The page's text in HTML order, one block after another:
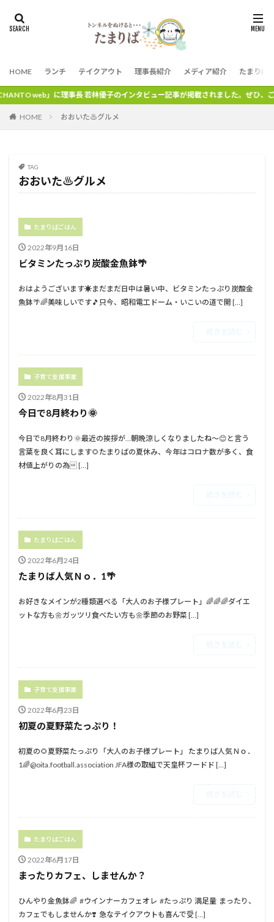
HOME ランチ テイクアウト 理事長紹介 メディア紹介 たまりば
若林優子のインタビュー記事が掲載されました。ぜひ、ご覧ください。
HOME おおいた♨グルメ
TAG
おおいた♨グルメ
たまりばごはん
2022年9月16日
ビタミンたっぷり炭酸金魚鉢🌴
おはようございます☀⁡⁡まだまだ日中は暑い中、⁡⁡ビタミンたっぷり炭酸金
魚鉢🌴🌈美味しいです🎵⁡⁡⁡⁡只今、昭和電工ドーム・いこいの道で開 […]
子育て支援事業
2022年8月31日
今日で8月終わり🌞
今日で8月終わり🌞最近の挨拶が…朝晩涼しくなりましたね〜😊と言う
言葉を良く耳にします🌻たまりばの夏休み、今年はコロナ数が多く、食
材値上がりの為 […]
たまりばごはん
2022年6月24日
たまりば人気Ｎｏ．1🌴⁡
お好きなメインが2種類選べる⁡「大人のお子様プレート」🌈🌈🌈⁡⁡⁡⁡ダイエ
ットな方も🌼ガッツリ食べたい方も🌼季節のお野菜 […]
子育て支援事業
2022年6月23日
初夏の夏野菜たっぷり！
初夏の🌻夏野菜たっぷり⁡⁡「大人のお子様プレート」⁡⁡ たまりば人気Ｎｏ．
1🌈⁡⁡⁡@oita.football.association JFA様の取組で天皇杯フードド […]
たまりばごはん
2022年6月17日
まったりカフェ、しませんか？
ひんやり金魚鉢🌈⁡ ⁡ #ウインナーカフェオレ⁡ ⁡ #たっぷり 満足⁡量 ⁡⁡ ⁡まったり、
カフェでもしませんか❣️⁡ ⁡⁡ 急な⁡テイクアウトも喜んで受 […]